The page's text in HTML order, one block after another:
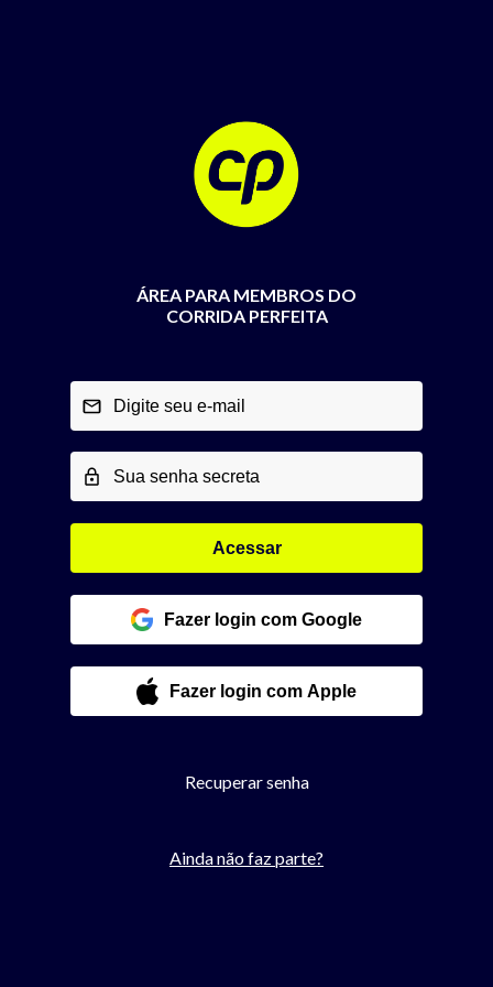
ÁREA PARA MEMBROS DO
CORRIDA PERFEITA
Acessar
Fazer login com Google
Fazer login com Apple
Recuperar senha
Ainda não faz parte?